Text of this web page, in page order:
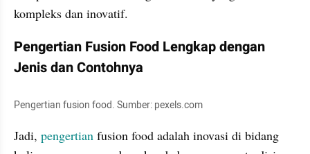
kompleks dan inovatif.
Pengertian Fusion Food Lengkap dengan
Jenis dan Contohnya
Pengertian fusion food. Sumber: pexels.com
Jadi, pengertian fusion food adalah inovasi di bidang